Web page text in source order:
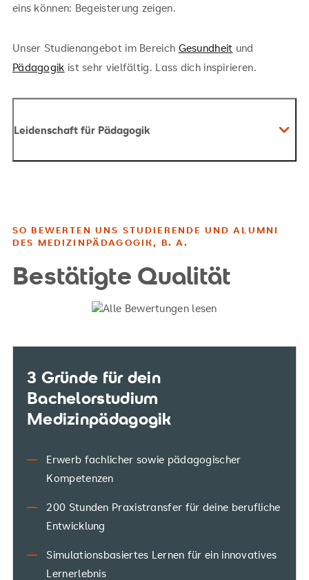
eins können: Begeisterung zeigen.
Unser Studienangebot im Bereich Gesundheit und
Pädagogik ist sehr vielfältig. Lass dich inspirieren.
Leidenschaft für Pädagogik
SO BEWERTEN UNS STUDIERENDE UND ALUMNI
DES MEDIZINPÄDAGOGIK, B. A.
Bestätigte Qualität
3 Gründe für dein
Bachelorstudium
Medizinpädagogik
Erwerb fachlicher sowie pädagogischer
Kompetenzen
200 Stunden Praxistransfer für deine berufliche
Entwicklung
Simulationsbasiertes Lernen für ein innovatives
Lernerlebnis